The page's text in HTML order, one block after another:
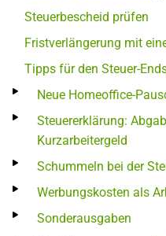
Steuerbescheid prüfen
Fristverlängerung mit
Tipps für den Steuer-
Neue Homeoffice-
Steuererklärung:
Kurzarbeitergeld
Schummeln bei der
Werbungskosten als
Sonderausgaben